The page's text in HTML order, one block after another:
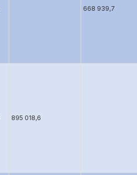
668 939,7
895 018,6